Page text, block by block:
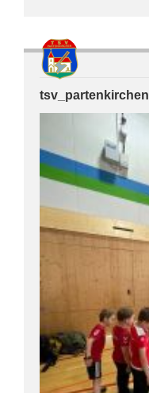
tsv_partenkirchen